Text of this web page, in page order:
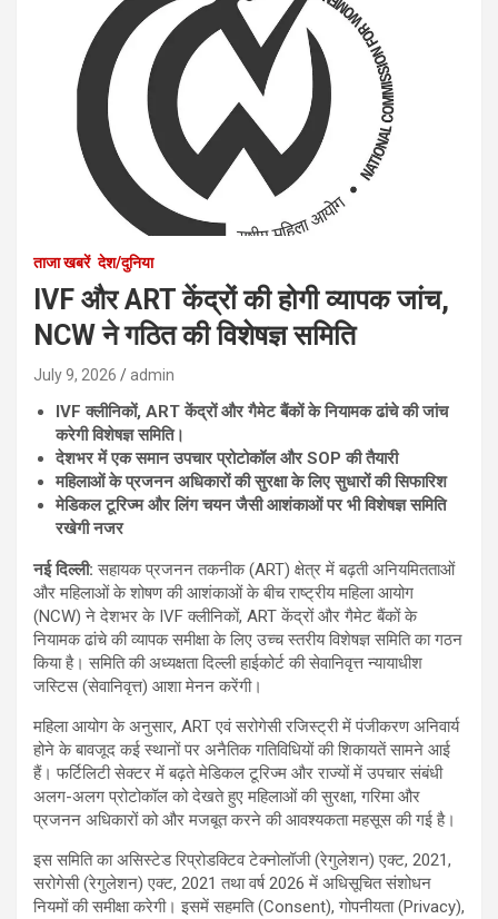
ताजा खबरें देश/दुनिया
IVF और ART केंद्रों की होगी व्यापक जांच,
NCW ने गठित की विशेषज्ञ समिति
July 9, 2026 admin
IVF क्लीनिकों, ART केंद्रों और गैमेट बैंकों के नियामक ढांचे की जांच
करेगी विशेषज्ञ समिति।
देशभर में एक समान उपचार प्रोटोकॉल और SOP की तैयारी
महिलाओं के प्रजनन अधिकारों की सुरक्षा के लिए सुधारों की सिफारिश
मेडिकल टूरिज्म और लिंग चयन जैसी आशंकाओं पर भी विशेषज्ञ समिति
रखेगी नजर
नई दिल्ली: सहायक प्रजनन तकनीक (ART) क्षेत्र में बढ़ती अनियमितताओं
और महिलाओं के शोषण की आशंकाओं के बीच राष्ट्रीय महिला आयोग
(NCW) ने देशभर के IVF क्लीनिकों, ART केंद्रों और गैमेट बैंकों के
नियामक ढांचे की व्यापक समीक्षा के लिए उच्च स्तरीय विशेषज्ञ समिति का गठन
किया है। समिति की अध्यक्षता दिल्ली हाईकोर्ट की सेवानिवृत्त न्यायाधीश
जस्टिस (सेवानिवृत्त) आशा मेनन करेंगी।
महिला आयोग के अनुसार, ART एवं सरोगेसी रजिस्ट्री में पंजीकरण अनिवार्य
होने के बावजूद कई स्थानों पर अनैतिक गतिविधियों की शिकायतें सामने आई
हैं। फर्टिलिटी सेक्टर में बढ़ते मेडिकल टूरिज्म और राज्यों में उपचार संबंधी
अलग-अलग प्रोटोकॉल को देखते हुए महिलाओं की सुरक्षा, गरिमा और
प्रजनन अधिकारों को और मजबूत करने की आवश्यकता महसूस की गई है।
इस समिति का असिस्टेड रिप्रोडक्टिव टेक्नोलॉजी (रेगुलेशन) एक्ट, 2021,
सरोगेसी (रेगुलेशन) एक्ट, 2021 तथा वर्ष 2026 में अधिसूचित संशोधन
नियमों की समीक्षा करेगी। इसमें सहमति (Consent), गोपनीयता (Privacy),